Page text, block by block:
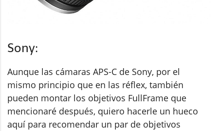
Sony:
Aunque las cámaras APS-C de Sony, por el
mismo principio que en las réflex, también
pueden montar los objetivos FullFrame que
mencionaré después, quiero hacerle un hueco
aquí para recomendar un par de objetivos